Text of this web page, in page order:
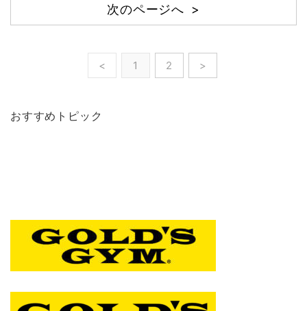
次のページへ >
< 1 2 >
おすすめトピック